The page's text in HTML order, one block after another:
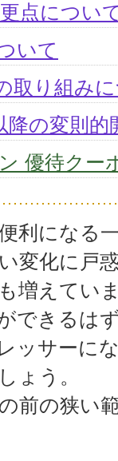
点につい
いて
取り組み
降の変則
優待クー
利になる
変化に戸
増えてい
できるは
ッサーに
ょう。
前の狭い